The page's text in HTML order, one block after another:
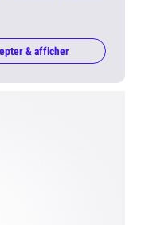
& afficher